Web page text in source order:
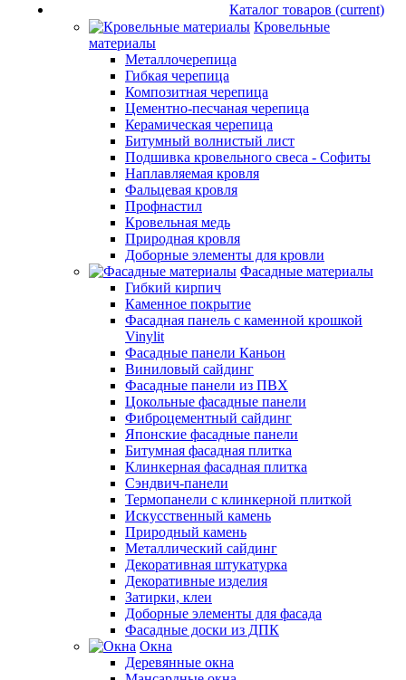
Каталог товаров (current)
Кровельные
материалы
Металлочерепица
Гибкая черепица
Композитная черепица
Цементно-песчаная черепица
Керамическая черепица
Битумный волнистый лист
Подшивка кровельного свеса - Софиты
Наплавляемая кровля
Фальцевая кровля
Профнастил
Кровельная медь
Природная кровля
Доборные элементы для кровли
Фасадные материалы
Гибкий кирпич
Каменное покрытие
Фасадная панель с каменной крошкой
Vinylit
Фасадные панели Каньон
Виниловый сайдинг
Фасадные панели из ПВХ
Цокольные фасадные панели
Фиброцементный сайдинг
Японские фасадные панели
Битумная фасадная плитка
Клинкерная фасадная плитка
Сэндвич-панели
Термопанели с клинкерной плиткой
Искусственный камень
Природный камень
Металлический сайдинг
Декоративная штукатурка
Декоративные изделия
Затирки, клеи
Доборные элементы для фасада
Фасадные доски из ДПК
Окна
Деревянные окна